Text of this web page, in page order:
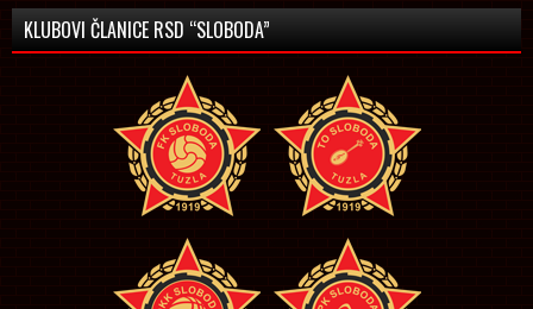
KLUBOVI ČLANICE RSD “SLOBODA”